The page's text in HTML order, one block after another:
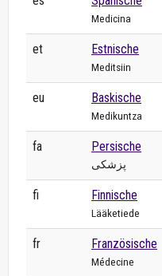
Medicina
et Estnische
Meditsiin
eu Baskische
Medikuntza
fa Persische
پزشکی
fi Finnische
Lääketiede
fr Französische
Médecine